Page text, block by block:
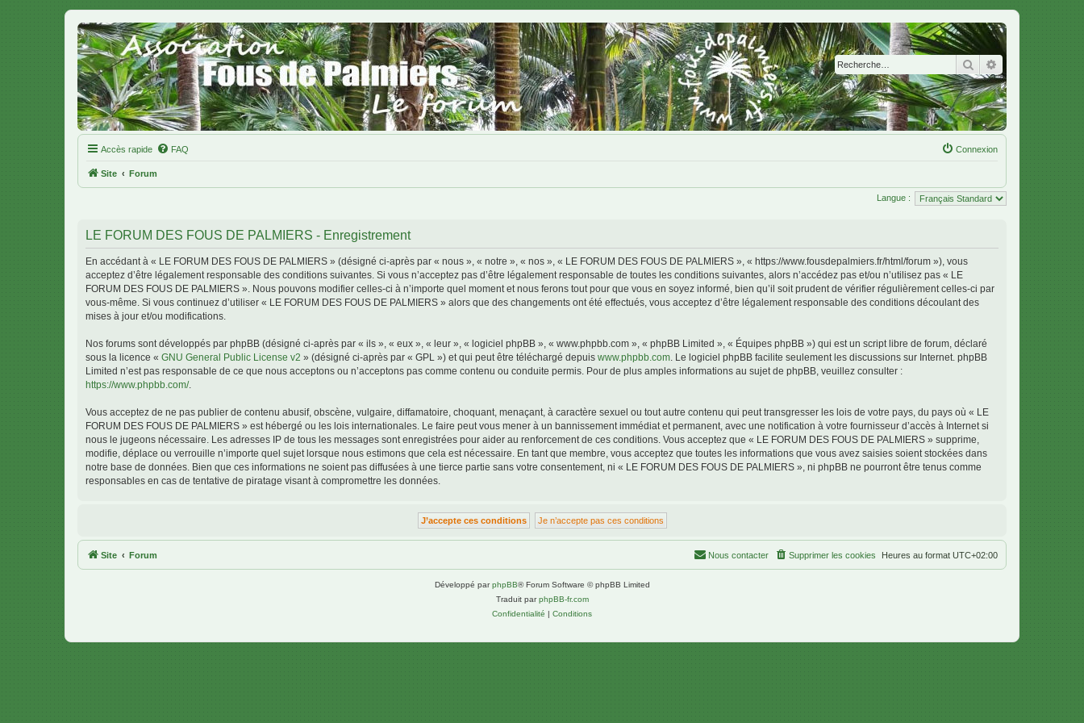
Rechercher
Accès rapide FAQ Connexion
Site Forum
Langue :
LE FORUM DES FOUS DE PALMIERS - Enregistrement
En accédant à « LE FORUM DES FOUS DE PALMIERS » (désigné ci-après par « nous », « notre », « nos », « LE FORUM DES FOUS DE PALMIERS », « https://www.fousdepalmiers.fr/html/forum »), vous
acceptez d’être légalement responsable des conditions suivantes. Si vous n’acceptez pas d’être légalement responsable de toutes les conditions suivantes, alors n’accédez pas et/ou n’utilisez pas « LE
FORUM DES FOUS DE PALMIERS ». Nous pouvons modifier celles-ci à n’importe quel moment et nous ferons tout pour que vous en soyez informé, bien qu’il soit prudent de vérifier régulièrement celles-ci par
vous-même. Si vous continuez d’utiliser « LE FORUM DES FOUS DE PALMIERS » alors que des changements ont été effectués, vous acceptez d’être légalement responsable des conditions découlant des
mises à jour et/ou modifications.
Nos forums sont développés par phpBB (désigné ci-après par « ils », « eux », « leur », « logiciel phpBB », « www.phpbb.com », « phpBB Limited », « Équipes phpBB ») qui est un script libre de forum, déclaré
sous la licence « GNU General Public License v2 » (désigné ci-après par « GPL ») et qui peut être téléchargé depuis www.phpbb.com . Le logiciel phpBB facilite seulement les discussions sur Internet. phpBB
Limited n’est pas responsable de ce que nous acceptons ou n’acceptons pas comme contenu ou conduite permis. Pour de plus amples informations au sujet de phpBB, veuillez consulter :
https://www.phpbb.com/.
Vous acceptez de ne pas publier de contenu abusif, obscène, vulgaire, diffamatoire, choquant, menaçant, à caractère sexuel ou tout autre contenu qui peut transgresser les lois de votre pays, du pays où « LE
FORUM DES FOUS DE PALMIERS » est hébergé ou les lois internationales. Le faire peut vous mener à un bannissement immédiat et permanent, avec une notification à votre fournisseur d’accès à Internet si
nous le jugeons nécessaire. Les adresses IP de tous les messages sont enregistrées pour aider au renforcement de ces conditions. Vous acceptez que « LE FORUM DES FOUS DE PALMIERS » supprime,
modifie, déplace ou verrouille n’importe quel sujet lorsque nous estimons que cela est nécessaire. En tant que membre, vous acceptez que toutes les informations que vous avez saisies soient stockées dans
notre base de données. Bien que ces informations ne soient pas diffusées à une tierce partie sans votre consentement, ni « LE FORUM DES FOUS DE PALMIERS », ni phpBB ne pourront être tenus comme
responsables en cas de tentative de piratage visant à compromettre les données.
Site Forum Heures au format UTC+02:00
Supprimer les cookies
Nous contacter
Développé parphpBB® Forum Software © phpBB Limited
Traduit parphpBB-fr.com
Confidentialité | Conditions